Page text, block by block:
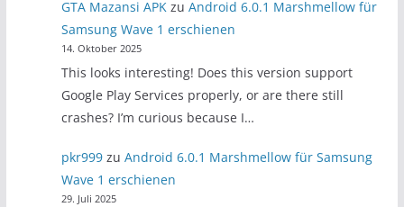
GTA Mazansi APK zuAndroid 6.0.1 Marshmellow für
Samsung Wave 1 erschienen
14. Oktober 2025
This looks interesting! Does this version support
Google Play Services properly, or are there still
crashes? I’m curious because I…
pkr999 zuAndroid 6.0.1 Marshmellow für Samsung
Wave 1 erschienen
29. Juli 2025